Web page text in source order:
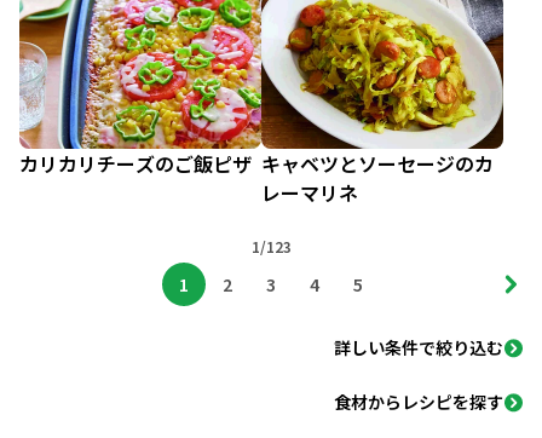
カリカリチーズのご飯ピザ キャベツとソーセージのカ
レーマリネ
1/123
1 2 3 4 5
詳しい条件で絞り込む
食材からレシピを探す